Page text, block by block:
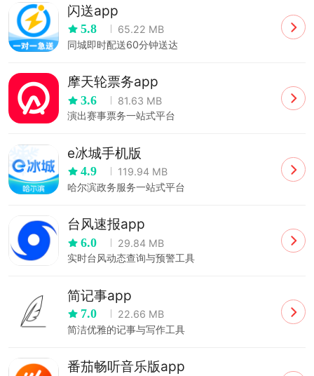
闪送app
5.8
65.22 MB
同城即时配送60分钟送达
摩天轮票务app
3.6
81.63 MB
演出赛事票务一站式平台
e冰城手机版
4.9
119.94 MB
哈尔滨政务服务一站式平台
台风速报app
6.0
29.84 MB
实时台风动态查询与预警工具
简记事app
7.0
22.66 MB
简洁优雅的记事与写作工具
番茄畅听音乐版app